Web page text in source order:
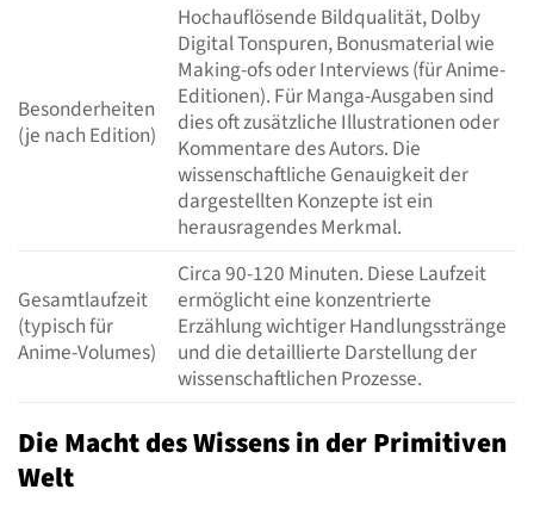
Besonderheiten
(je nach Edition)
Hochauflösende Bildqualität, Dolby
Digital Tonspuren, Bonusmaterial wie
Making-ofs oder Interviews (für Anime-
Editionen). Für Manga-Ausgaben sind
dies oft zusätzliche Illustrationen oder
Kommentare des Autors. Die
wissenschaftliche Genauigkeit der
dargestellten Konzepte ist ein
herausragendes Merkmal.
Gesamtlaufzeit
(typisch für
Anime-Volumes)
Circa 90-120 Minuten. Diese Laufzeit
ermöglicht eine konzentrierte
Erzählung wichtiger Handlungsstränge
und die detaillierte Darstellung der
wissenschaftlichen Prozesse.
Die Macht des Wissens in der Primitiven
Welt